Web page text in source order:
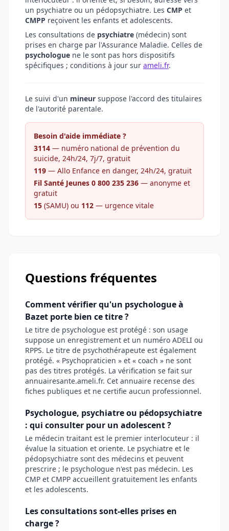
un psychiatre ou un pédopsychiatre. Les CMP et
CMPP reçoivent les enfants et adolescents.
Les consultations de psychiatre (médecin) sont
prises en charge par l'Assurance Maladie. Celles de
psychologue ne le sont pas hors dispositifs
spécifiques ; conditions à jour sur ameli.fr.
Le suivi d'un mineur suppose l'accord des titulaires
de l'autorité parentale.
Besoin d'aide immédiate ?
3114 — numéro national de prévention du
suicide, 24h/24, 7j/7, gratuit
119 — Allo Enfance en danger, 24h/24, gratuit
Fil Santé Jeunes 0 800 235 236 — anonyme et
gratuit
15 (SAMU) ou 112 — urgence vitale
Questions fréquentes
Comment vérifier qu'un psychologue à
Bazet porte bien ce titre ?
Le titre de psychologue est protégé : son usage
suppose un enregistrement et un numéro ADELI ou
RPPS. Le titre de psychothérapeute est également
protégé. « Psychopraticien » et « coach » ne sont
pas des titres protégés. La vérification se fait sur
annuairesante.ameli.fr. Cet annuaire recense des
fiches publiques et ne certifie aucun professionnel.
Psychologue, psychiatre ou pédopsychiatre
: qui consulter pour un adolescent ?
Le médecin traitant est le premier interlocuteur : il
évalue la situation et oriente. Le psychiatre et le
pédopsychiatre sont des médecins et peuvent
prescrire ; le psychologue n'est pas médecin. Les
CMP et CMPP accueillent gratuitement les enfants
et les adolescents.
Les consultations sont-elles prises en
charge ?